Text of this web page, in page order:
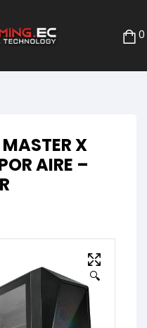
0
X
AIRE –
🔍